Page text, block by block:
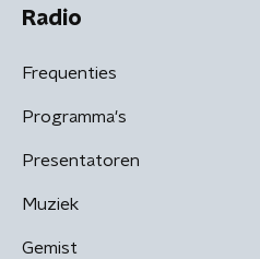
Radio
Frequenties
Programma's
Presentatoren
Muziek
Gemist